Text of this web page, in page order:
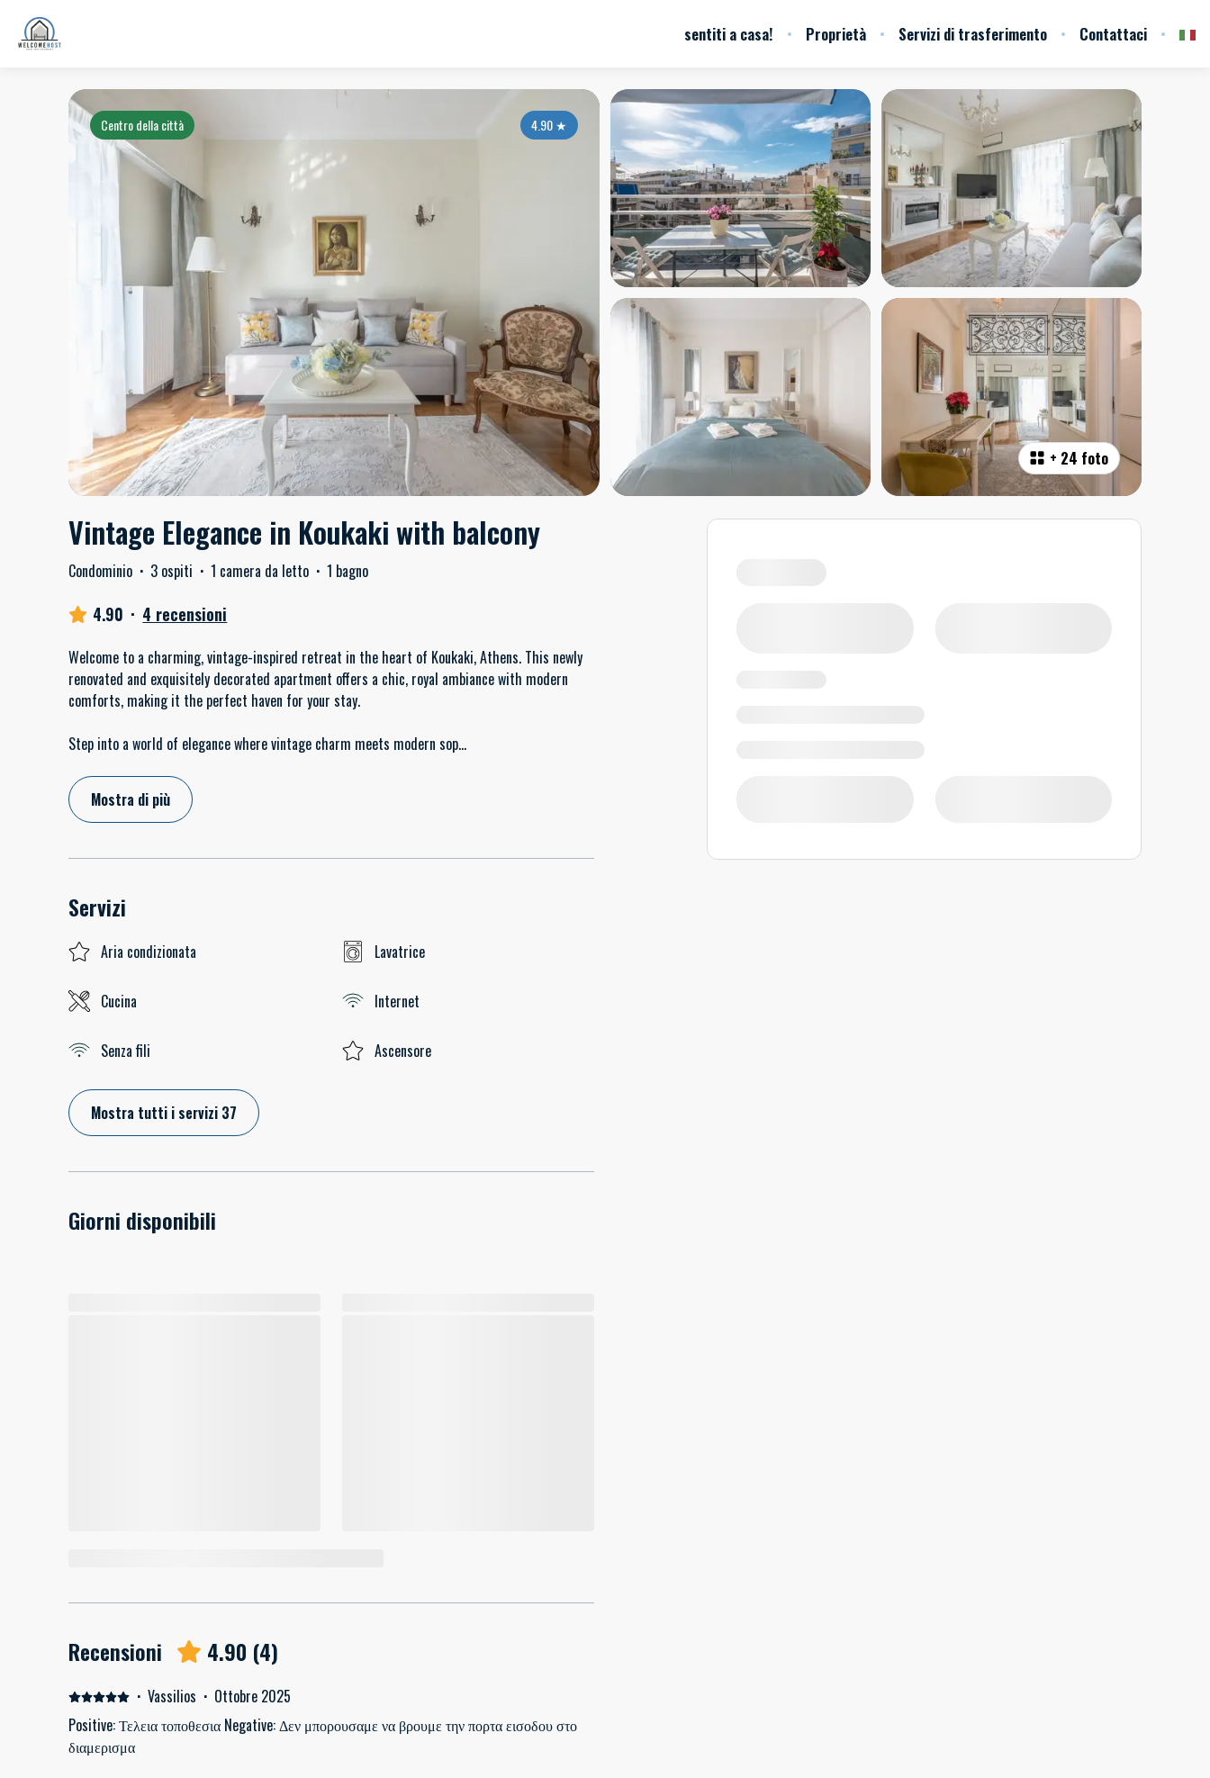
sentiti a casa! Proprietà Servizi di trasferimento Contattaci
+ 24 foto
4.90★
Centro della città
Vintage Elegance in Koukaki with balcony
Condominio · 3 ospiti · 1 camera da letto · 1 bagno
4.90 · 4 recensioni
Welcome to a charming, vintage-inspired retreat in the heart of Koukaki, Athens. This newly
renovated and exquisitely decorated apartment offers a chic, royal ambiance with modern
comforts, making it the perfect haven for your stay.
Step into a world of elegance where vintage charm meets modern sop...
Mostra di più
Servizi
Aria condizionata Lavatrice
Cucina Internet
Senza fili Ascensore
Mostra tutti i servizi 37
Giorni disponibili
Recensioni 4.90 (4)
· Vassilios · Ottobre 2025
Positive: Τελεια τοποθεσια Negative: Δεν μπορουσαμε να βρουμε την πορτα εισοδου στο
διαμερισμα